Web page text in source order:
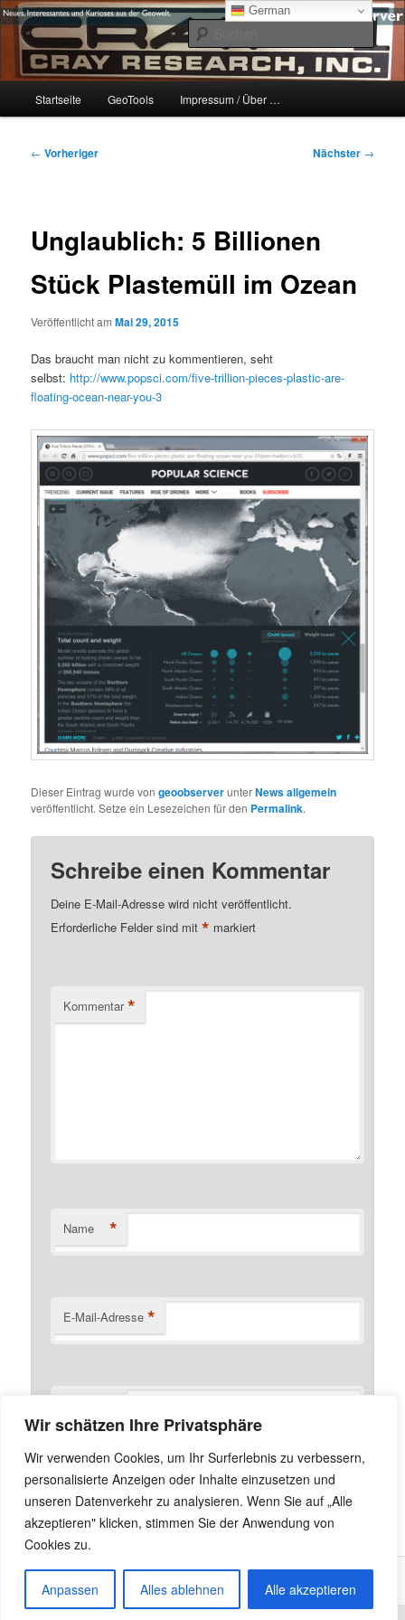
Wir schätzen Ihre Privatsphäre
Wir verwenden Cookies, um Ihr Surferlebnis zu verbessern,
personalisierte Anzeigen oder Inhalte einzusetzen und
unseren Datenverkehr zu analysieren. Wenn Sie auf „Alle
akzeptieren" klicken, stimmen Sie der Anwendung von
Cookies zu.
Anpassen Alles ablehnen Alle akzeptieren
Zum
primären
Inhalt
springen#geoObserver
mikeE's GeoBlog
Startseite GeoTools Impressum / Über …
Beitragsnavigation
← Vorheriger Nächster →
Unglaublich: 5 Billionen
Stück Plastemüll im Ozean
Veröffentlicht amMai 29, 2015
Das braucht man nicht zu kommentieren, seht
selbst: http://www.popsci.com/five-trillion-pieces-plastic-are-
floating-ocean-near-you-3
Dieser Eintrag wurde vongeoobserverunterNews allgemein
veröffentlicht. Setze ein Lesezeichen für den Permalink.
Schreibe einen Kommentar
Deine E-Mail-Adresse wird nicht veröffentlicht.
Erforderliche Felder sind mit* markiert
Kommentar *
Name *
E-Mail-Adresse *
Name, E-Mail-Adresse und Website in diesem Browser
für meinen nächsten Kommentar speichern.
German